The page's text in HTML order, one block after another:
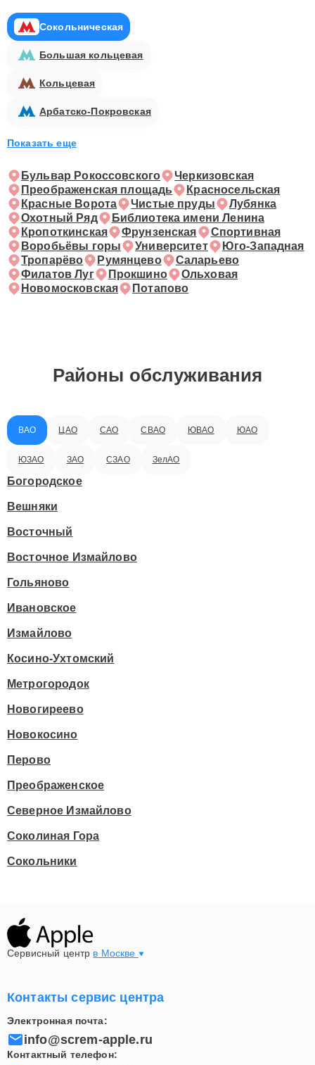
Сокольническая
Большая кольцевая
Кольцевая
Арбатско-Покровская
Показать еще
Бульвар Рокоссовского
Черкизовская
Преображенская площадь
Красносельская
Красные Ворота
Чистые пруды
Лубянка
Охотный Ряд
Библиотека имени Ленина
Кропоткинская
Фрунзенская
Спортивная
Воробьёвы горы
Университет
Юго-Западная
Тропарёво
Румянцево
Саларьево
Филатов Луг
Прокшино
Ольховая
Новомосковская
Потапово
Районы обслуживания
ВАО ЦАО САО СВАО ЮВАО ЮАО
ЮЗАО ЗАО СЗАО ЗелАО
Богородское
Вешняки
Восточный
Восточное Измайлово
Гольяново
Ивановское
Измайлово
Косино-Ухтомский
Метрогородок
Новогиреево
Новокосино
Перово
Преображенское
Северное Измайлово
Соколиная Гора
Сокольники
Сервисный центр в Москве
Контакты сервис центра
Электронная почта:
info@screm-apple.ru
Контактный телефон: